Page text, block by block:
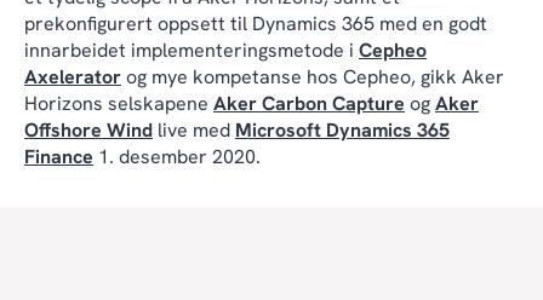
prekonfigurert oppsett til Dynamics 365 med en godt
innarbeidet implementeringsmetode i Cepheo
Axeleratorog mye kompetanse hos Cepheo, gikk Aker
Horizons selskapene Aker Carbon Capture ogAker
Offshore Wind live med Microsoft Dynamics 365
Finance 1. desember 2020.